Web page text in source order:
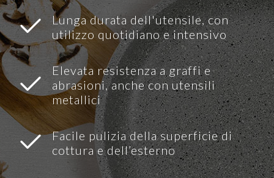
Lunga durata dell'utensile, con
utilizzo quotidiano e intensivo
Elevata resistenza a graffi e
abrasioni, anche con utensili
metallici
Facile pulizia della superficie di
cottura e dell’esterno